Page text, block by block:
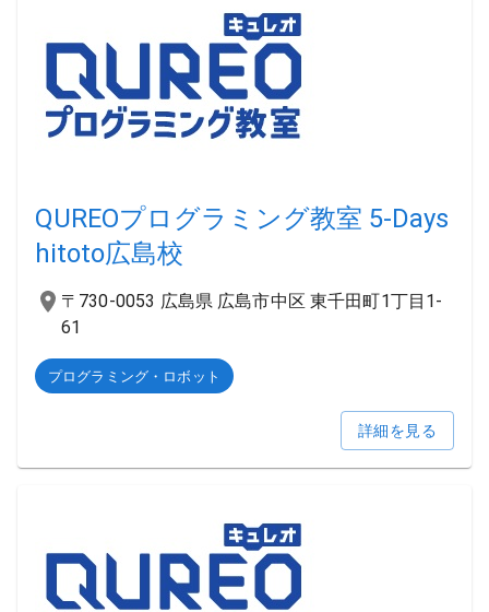
QUREOプログラミング教室 5-Days
hitoto広島校
〒730-0053 広島県 広島市中区 東千田町1丁目1-
61
プログラミング・ロボット
詳細を見る